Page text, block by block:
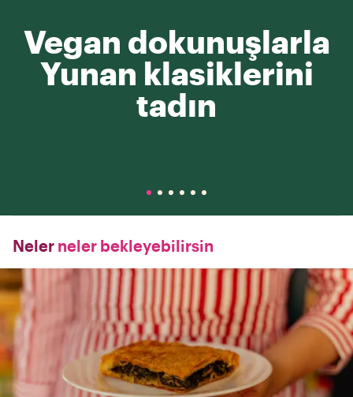
Vegan dokunuşlarla
Yunan klasiklerini
tadın
Neler neler bekleyebilirsin